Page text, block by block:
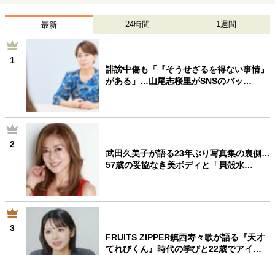
最新 24時間 1週間
1
誹謗中傷も「『そうせざるを得ない事情』
がある」…山尾志桜里がSNSのバッ…
2
武田久美子が語る23年ぶり写真集の裏側…
57歳の妥協なき美ボディと「貝殻水…
3
FRUITS ZIPPER鎮西寿々歌が語る『天才
てれびくん』時代の学びと22歳でアイ…